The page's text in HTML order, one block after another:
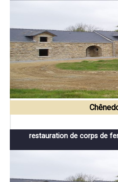
restauration de corps de